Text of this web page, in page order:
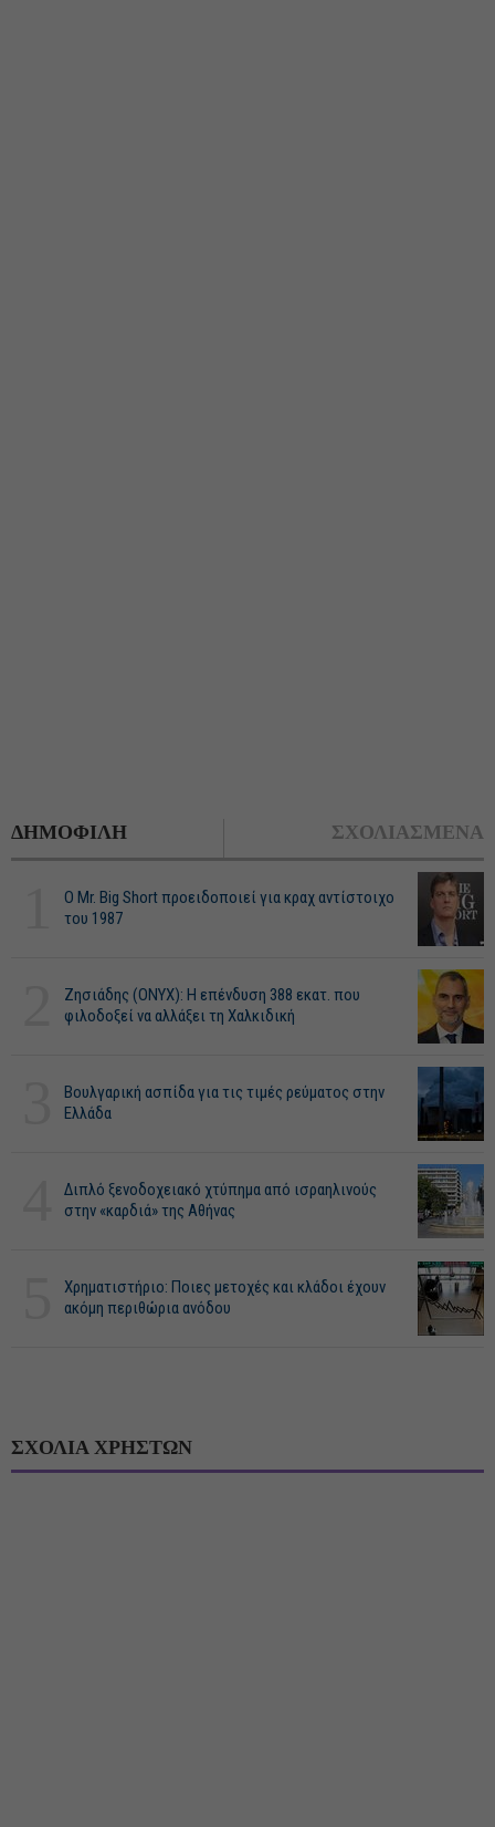
ΔΗΜΟΦΙΛΗ ΣΧΟΛΙΑΣΜΕΝΑ
O Mr. Big Short προειδοποιεί για κραχ αντίστοιχο
του 1987
Ζησιάδης (ONYX): Η επένδυση 388 εκατ. που
φιλοδοξεί να αλλάξει τη Χαλκιδική
Βουλγαρική ασπίδα για τις τιμές ρεύματος στην
Ελλάδα
Διπλό ξενοδοχειακό χτύπημα από ισραηλινούς
στην «καρδιά» της Αθήνας
Χρηματιστήριο: Ποιες μετοχές και κλάδοι έχουν
ακόμη περιθώρια ανόδου
ΣΧΟΛΙΑ ΧΡΗΣΤΩΝ